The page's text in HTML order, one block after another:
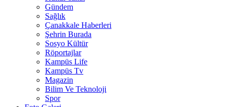
Gündem
Sağlık
Çanakkale Haberleri
Şehrin Burada
Sosyo Kültür
Röportajlar
Kampüs Life
Kampüs Tv
Magazin
Bilim Ve Teknoloji
Spor